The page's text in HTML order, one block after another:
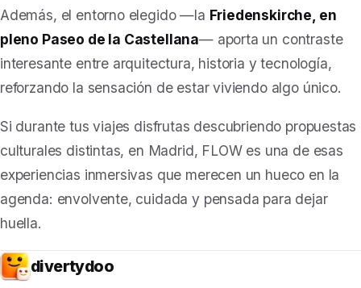
Además, el entorno elegido —la Friedenskirche, en
pleno Paseo de la Castellana— aporta un contraste
interesante entre arquitectura, historia y tecnología,
reforzando la sensación de estar viviendo algo único.
Si durante tus viajes disfrutas descubriendo propuestas
culturales distintas, en Madrid, FLOW es una de esas
experiencias inmersivas que merecen un hueco en la
agenda: envolvente, cuidada y pensada para dejar
huella.
divertydoo